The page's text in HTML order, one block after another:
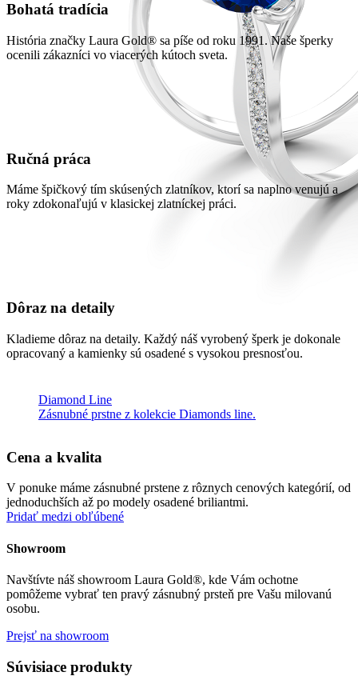
Diamond Line
Zásnubné prstne z kolekcie Diamonds line.
Bohatá tradícia
História značky Laura Gold® sa píše od roku 1991. Naše šperky
ocenili zákazníci vo viacerých kútoch sveta.
Ručná práca
Máme špičkový tím skúsených zlatníkov, ktorí sa naplno venujú a
roky zdokonaľujú v klasickej zlatníckej práci.
Dôraz na detaily
Kladieme dôraz na detaily. Každý náš vyrobený šperk je dokonale
opracovaný a kamienky sú osadené s vysokou presnosťou.
Cena a kvalita
V ponuke máme zásnubné prstene z rôznych cenových kategórií, od
jednoduchších až po modely osadené briliantmi.
Pridať medzi obľúbené
Showroom
Navštívte náš showroom Laura Gold®, kde Vám ochotne
pomôžeme vybrať ten pravý zásnubný prsteň pre Vašu milovanú
osobu.
Prejsť na showroom
Súvisiace produkty